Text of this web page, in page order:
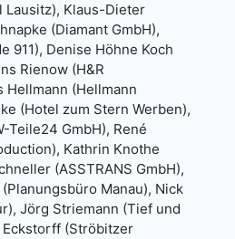
Lausitz), Klaus-Dieter
(Diamant GmbH),
911), Denise Höhne Koch
Rienow (H&R
Hellmann (Hellmann
(Hotel zum Stern Werben),
Teile24 GmbH), René
Kathrin Knothe
(ASSTRANS GmbH),
Manau), Nick
Jörg Striemann (Tief und
Eckstorff (Ströbitzer